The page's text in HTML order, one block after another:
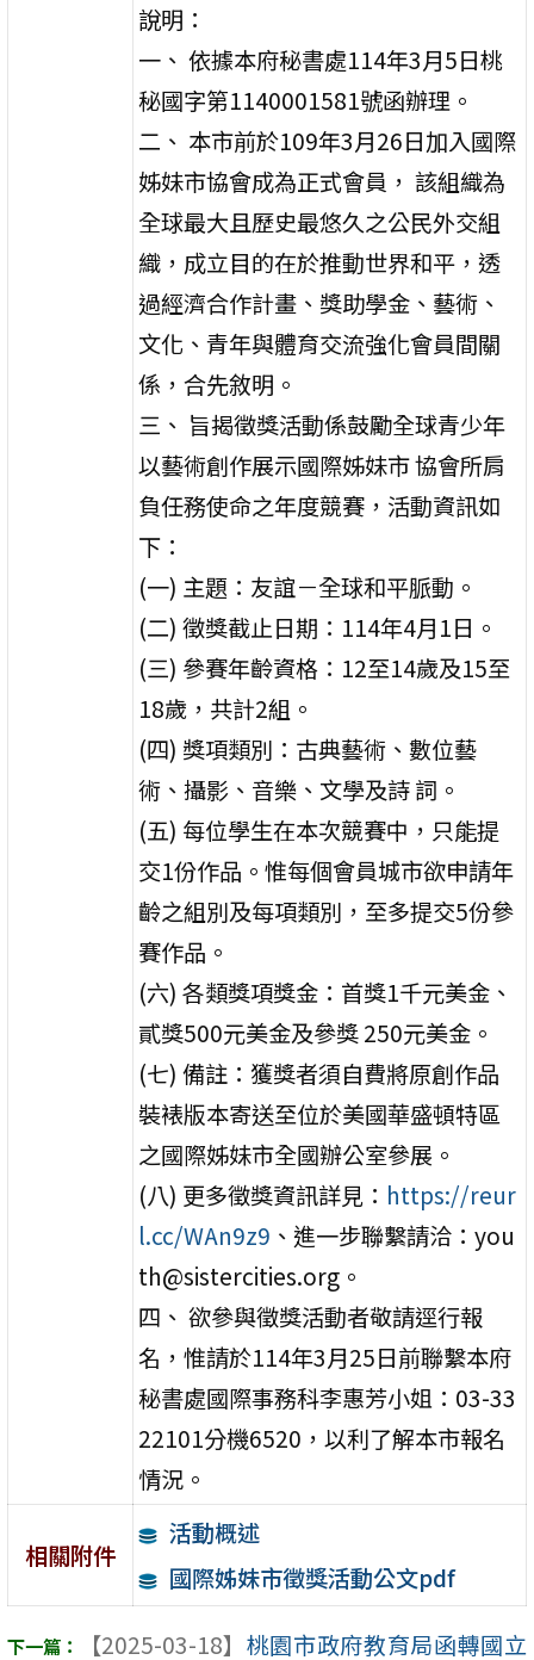
說明：
一、 依據本府秘書處114年3月5日桃
秘國字第1140001581號函辦理。
二、 本市前於109年3月26日加入國際
姊妹市協會成為正式會員， 該組織為
全球最大且歷史最悠久之公民外交組
織，成立目的在於推動世界和平，透
過經濟合作計畫、獎助學金、藝術、
文化、青年與體育交流強化會員間關
係，合先敘明。
三、 旨揭徵獎活動係鼓勵全球青少年
以藝術創作展示國際姊妹市 協會所肩
負任務使命之年度競賽，活動資訊如
下：
(一) 主題：友誼－全球和平脈動。
(二) 徵獎截止日期：114年4月1日。
(三) 參賽年齡資格：12至14歲及15至
18歲，共計2組。
(四) 獎項類別：古典藝術、數位藝
術、攝影、音樂、文學及詩 詞。
(五) 每位學生在本次競賽中，只能提
交1份作品。惟每個會員城市欲申請年
齡之組別及每項類別，至多提交5份參
賽作品。
(六) 各類獎項獎金：首獎1千元美金、
貳獎500元美金及參獎 250元美金。
(七) 備註：獲獎者須自費將原創作品
裝裱版本寄送至位於美國華盛頓特區
之國際姊妹市全國辦公室參展。
(八) 更多徵獎資訊詳見： https://reur
l.cc/WAn9z9 、進一步聯繫請洽：you
th@sistercities.org。
四、 欲參與徵獎活動者敬請逕行報
名，惟請於114年3月25日前聯繫本府
秘書處國際事務科李惠芳小姐：03-33
22101分機6520，以利了解本市報名
情況。
相關附件
活動概述
國際姊妹市徵獎活動公文pdf
【2025-03-18】 桃園市政府教育局函轉國立